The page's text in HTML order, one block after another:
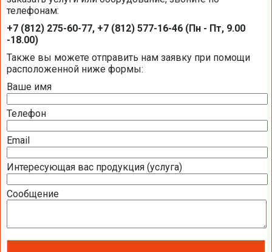
телефонам:
+7 (812) 275-60-77, +7 (812) 577-16-46 (Пн - Пт, 9.00
-18.00)
Также вы можете отправить нам заявку при помощи
расположенной ниже формы:
Ваше имя
Телефон
Email
Интересующая вас продукция (услуга)
Сообщение
Оборудование BUDERUS на объектах
компании «Балтик-Комфорт»